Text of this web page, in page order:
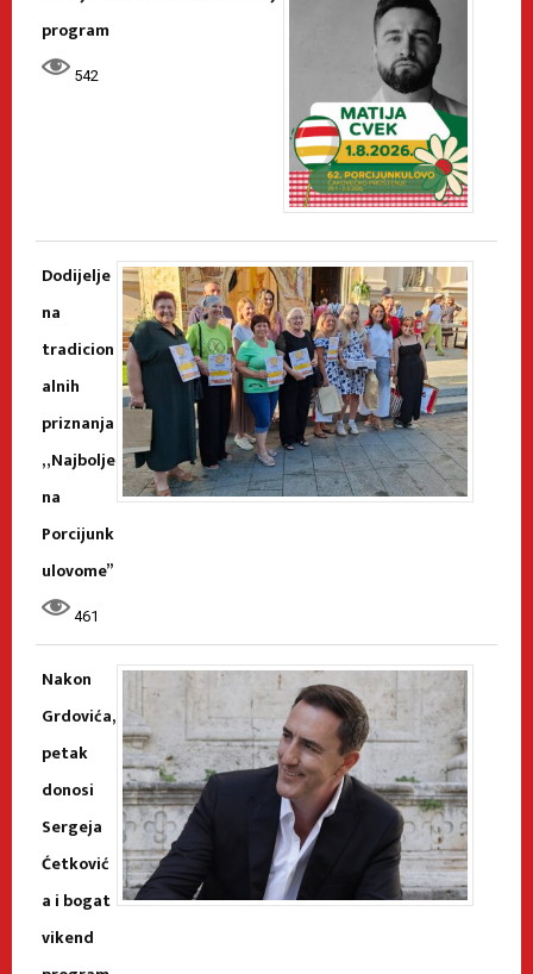
program
542
Dodijelje
na
tradicion
alnih
priznanja
„Najbolje
na
Porcijunk
ulovome”
461
Nakon
Grdovića,
petak
donosi
Sergeja
Ćetković
a i bogat
vikend